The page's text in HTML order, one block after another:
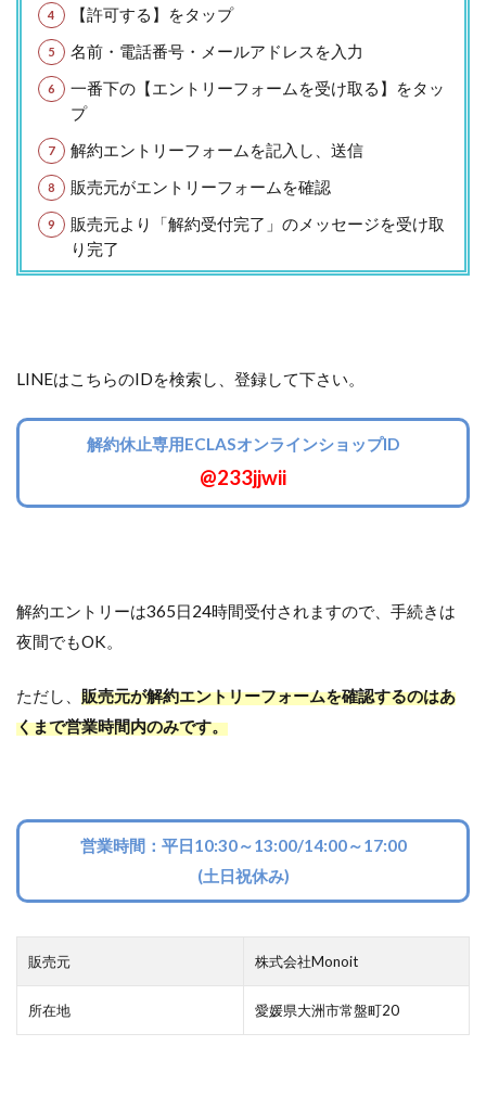
【許可する】をタップ
名前・電話番号・メールアドレスを入力
一番下の【エントリーフォームを受け取る】をタッ
プ
解約エントリーフォームを記入し、送信
販売元がエントリーフォームを確認
販売元より「解約受付完了」のメッセージを受け取
り完了
LINEはこちらのIDを検索し、登録して下さい。
解約休止専用ECLASオンラインショップID
@233jjwii
解約エントリーは365日24時間受付されますので、手続きは
夜間でもOK。
ただし、 販売元が解約エントリーフォームを確認するのはあ
くまで営業時間内のみです。
営業時間：平日10:30～13:00/14:00～17:00
(土日祝休み)
販売元 株式会社Monoit
所在地 愛媛県大洲市常盤町20